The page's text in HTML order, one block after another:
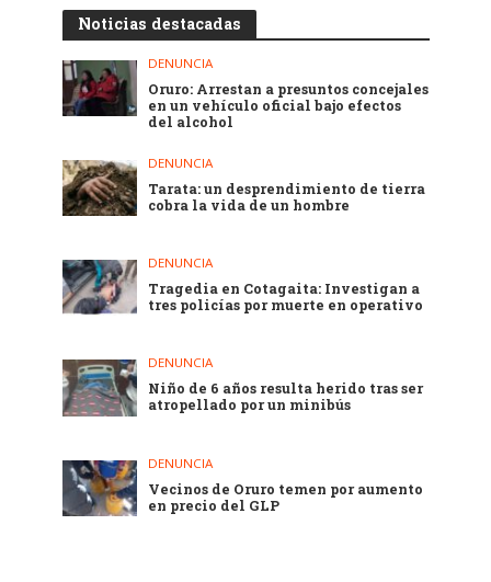
Noticias destacadas
DENUNCIA
Oruro: Arrestan a presuntos concejales
en un vehículo oficial bajo efectos
del alcohol
DENUNCIA
Tarata: un desprendimiento de tierra
cobra la vida de un hombre
DENUNCIA
Tragedia en Cotagaita: Investigan a
tres policías por muerte en operativo
DENUNCIA
Niño de 6 años resulta herido tras ser
atropellado por un minibús
DENUNCIA
Vecinos de Oruro temen por aumento
en precio del GLP